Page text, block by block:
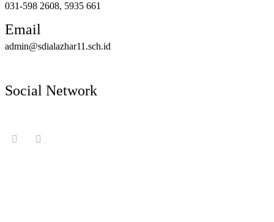
031-598 2608, 5935 661
Email
admin@sdialazhar11.sch.id
Social Network